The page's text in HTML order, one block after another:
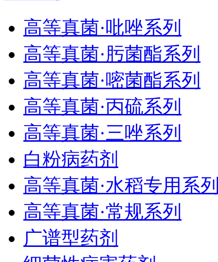
高等真菌·吡唑系列
高等真菌·肟菌酯系列
高等真菌·嘧菌酯系列
高等真菌·丙硫系列
高等真菌·三唑系列
白粉病药剂
高等真菌·水稻专用系
高等真菌·常规系列
广谱型药剂